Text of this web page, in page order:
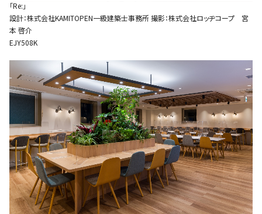
「Re:」
設計：株式会社KAMITOPEN一級建築士事務所 撮影：株式会社ロッヂコープ 宮
本 啓介
EJY508K